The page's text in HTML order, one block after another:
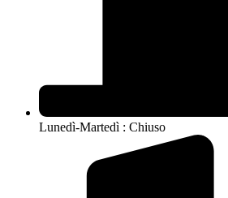
Lunedì-Martedì : Chiuso